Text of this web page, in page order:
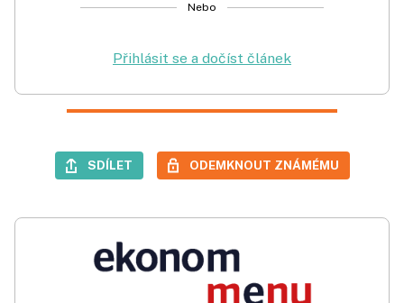
Nebo
Přihlásit se a dočíst článek
SDÍLET ODEMKNOUT ZNÁMÉMU